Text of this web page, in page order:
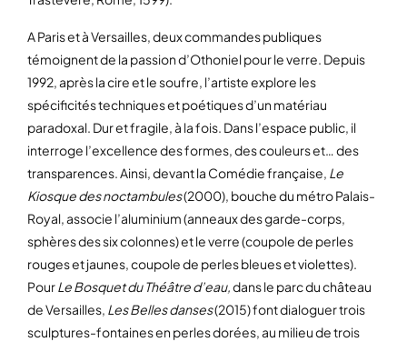
A Paris et à Versailles, deux commandes publiques
témoignent de la passion d’Othoniel pour le verre. Depuis
1992, après la cire et le soufre, l’artiste explore les
spécificités techniques et poétiques d’un matériau
paradoxal. Dur et fragile, à la fois. Dans l’espace public, il
interroge l’excellence des formes, des couleurs et… des
transparences. Ainsi, devant la Comédie française, Le
Kiosque des noctambules(2000), bouche du métro Palais-
Royal, associe l’aluminium (anneaux des garde-corps,
sphères des six colonnes) et le verre (coupole de perles
rouges et jaunes, coupole de perles bleues et violettes).
PourLe Bosquet du Théâtre d’eau,dans le parc du château
de Versailles, Les Belles danses(2015) font dialoguer trois
sculptures-fontaines en perles dorées, au milieu de trois